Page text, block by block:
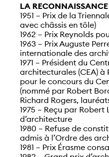
LA RECONNAISSANCE
1951 – Prix de la
avec châssis en tôle)
1962 – Prix Reynolds
1963 – Prix Auguste
internationale des
1971 – Président du
architecturales (CEA) à
pour le concours du
(nommé par Robert
Richard Rogers,
1975 – Reçu par Robert
d’architecture
1980 – Refuse de
admis à l’Ordre des
1981 – Prix Érasme